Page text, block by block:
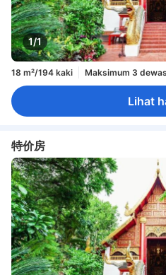
1/1
18 m²/194 kaki Maksimum 3
Lihat
特价房